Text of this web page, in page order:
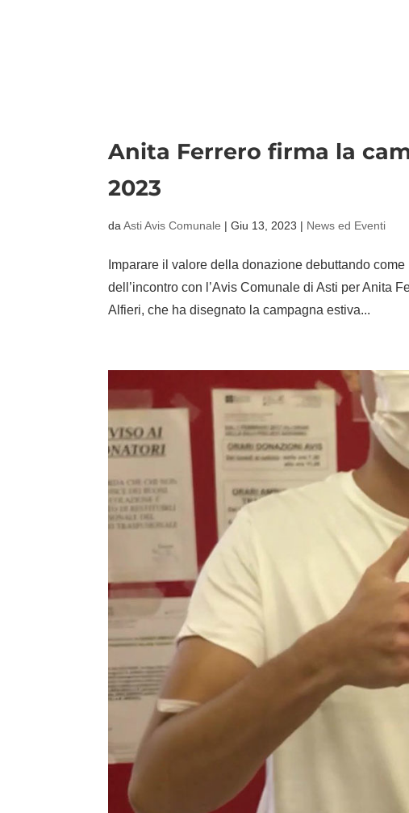
Anita Ferrero firma la
2023
daAsti Avis Comunale |Giu 13, 2023 | News ed Eventi
Imparare il valore della donazione debuttando
dell’incontro con l’Avis Comunale di Asti per Anita
Alfieri, che ha disegnato la campagna estiva...